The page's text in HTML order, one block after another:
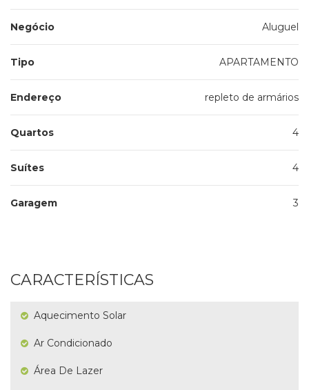
Negócio Aluguel
Tipo APARTAMENTO
Endereço repleto de armários
Quartos 4
Suítes 4
Garagem 3
CARACTERÍSTICAS
Aquecimento Solar
Ar Condicionado
Área De Lazer